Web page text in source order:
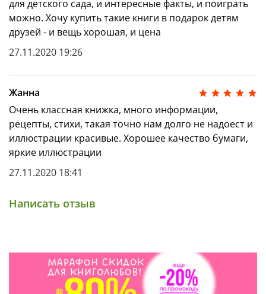
для детского сада, и интересные факты, и поиграть
можно. Хочу купить такие книги в подарок детям
друзей - и вещь хорошая, и цена
27.11.2020 19:26
Жанна
Очень классная книжка, много информации,
рецепты, стихи, такая точно нам долго не надоест и
иллюстрации красивые. Хорошее качество бумаги,
яркие иллюстрации
27.11.2020 18:41
Написать отзыв